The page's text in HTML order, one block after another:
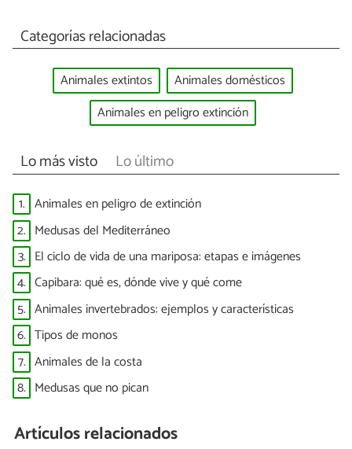
Categorías relacionadas
Animales extintos
Animales domésticos
Animales en peligro extinción
Lo más visto Lo último
1. Animales en peligro de extinción
2. Medusas del Mediterráneo
3. El ciclo de vida de una mariposa: etapas e imágenes
4. Capibara: qué es, dónde vive y qué come
5. Animales invertebrados: ejemplos y características
6. Tipos de monos
7. Animales de la costa
8. Medusas que no pican
Artículos relacionados